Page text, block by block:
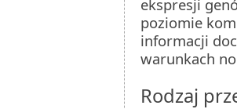
ekspresji
poziomie
informacji
warunkach
Rodzaj